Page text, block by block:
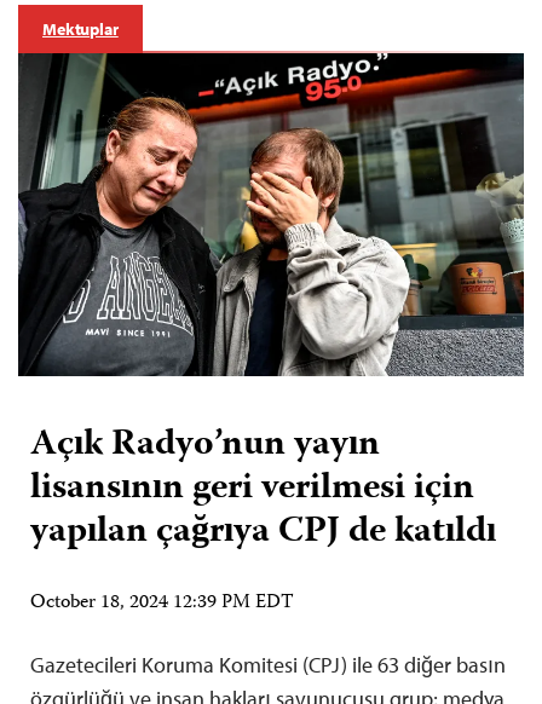
Mektuplar
Açık Radyo’nun yayın
lisansının geri verilmesi için
yapılan çağrıya CPJ de katıldı
October 18, 2024 12:39 PM EDT
Gazetecileri Koruma Komitesi (CPJ) ile 63 diğer basın